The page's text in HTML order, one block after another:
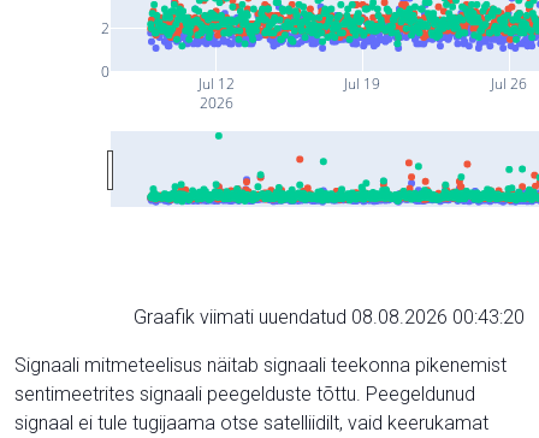
Jul 12
2026
Jul 19 Jul 26
0
2
Graafik viimati uuendatud 08.08.2026 00:43:20
Signaali mitmeteelisus näitab signaali teekonna pikenemist
sentimeetrites signaali peegelduste tõttu. Peegeldunud
signaal ei tule tugijaama otse satelliidilt, vaid keerukamat